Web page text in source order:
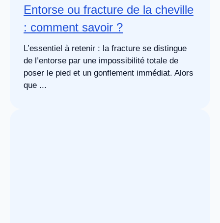
Entorse ou fracture de la cheville
: comment savoir ?
L’essentiel à retenir : la fracture se distingue
de l’entorse par une impossibilité totale de
poser le pied et un gonflement immédiat. Alors
que ...